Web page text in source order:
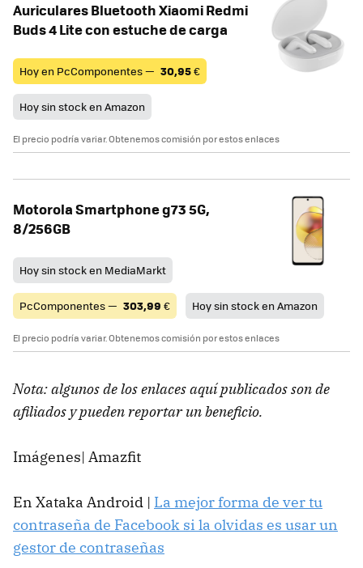
Auriculares Bluetooth Xiaomi Redmi
Buds 4 Lite con estuche de carga
Hoy en PcComponentes — 30,95€
Hoy sin stock en Amazon
El precio podría variar. Obtenemos comisión por estos enlaces
Motorola Smartphone g73 5G,
8/256GB
Hoy sin stock en MediaMarkt
PcComponentes — 303,99 € Hoy sin stock en Amazon
El precio podría variar. Obtenemos comisión por estos enlaces
Nota: algunos de los enlaces aquí publicados son de
afiliados y pueden reportar un beneficio.
Imágenes| Amazfit
En Xataka Android | La mejor forma de ver tu
contraseña de Facebook si la olvidas es usar un
gestor de contraseñas